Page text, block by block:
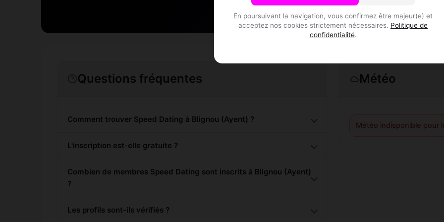
En poursuivant la navigation, vous confirmez être majeur(e) et
acceptez nos cookies strictement nécessaires. Politique de
confidentialité.
Questions fréquentes
Comment trouver Speed Dating à Blignou (Ayent) ?
L'inscription est-elle gratuite ?
Combien de membres Speed Dating sont inscrits à Blignou (Ayent)
?
Les profils sont-ils vérifiés ?
Météo
Météo indisponible pour